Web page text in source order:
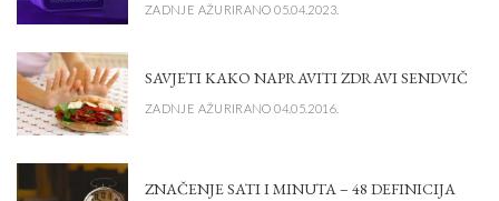
ZADNJE AŽURIRANO 05.04.2023.
SAVJETI KAKO NAPRAVITI ZDRAVI SENDVIČ
ZADNJE AŽURIRANO 04.05.2016.
ZNAČENJE SATI I MINUTA – 48 DEFINICIJA